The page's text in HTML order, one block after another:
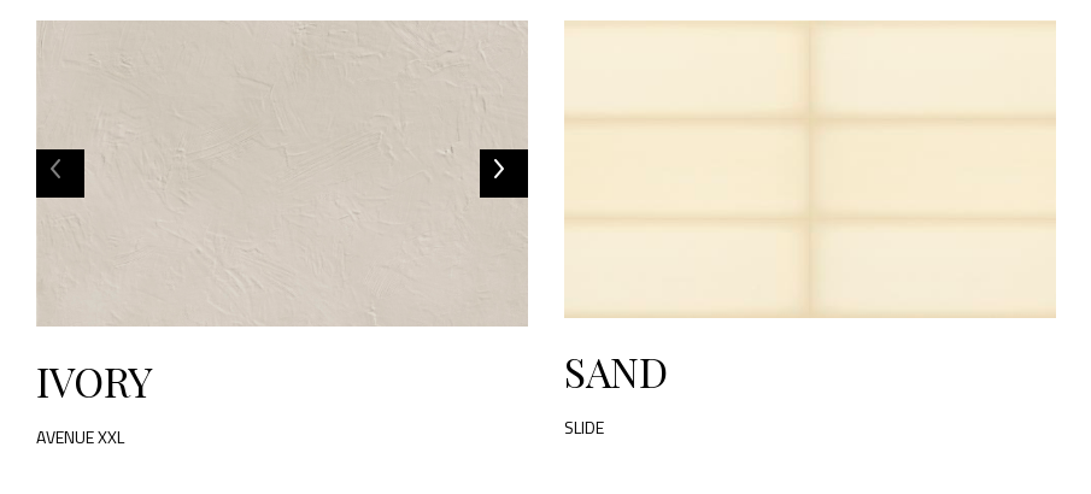
IVORY
AVENUE XXL
SAND
SLIDE